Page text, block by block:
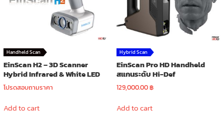
Handheld Scan
EinScan H2 – 3D Scanner
Hybrid Infrared & White LED
โปรดสอบถามราคา
Add to cart
Hybrid Scan
EinScan Pro HD Handheld
สแกนระดับ Hi-Def
129,000.00฿
Add to cart